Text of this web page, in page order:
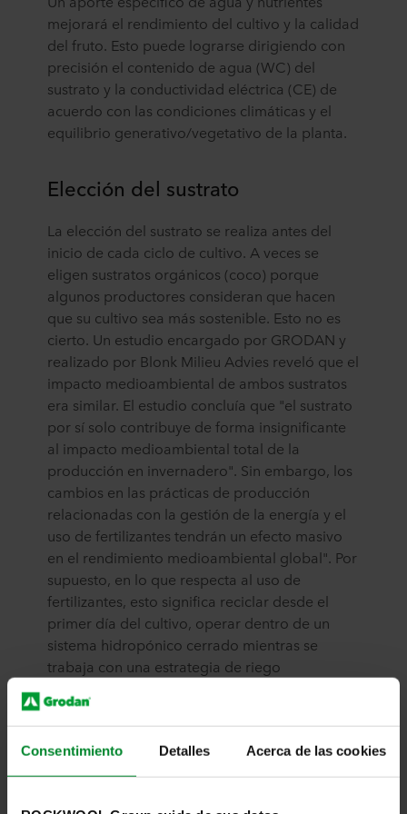
Consentimiento Detalles Acerca de las cookies
mejorará el rendimiento del cultivo y la calidad
del fruto. Esto puede lograrse dirigiendo con
precisión el contenido de agua (WC) del
sustrato y la conductividad eléctrica (CE) de
acuerdo con las condiciones climáticas y el
equilibrio generativo/vegetativo de la planta.
Elección del sustrato
La elección del sustrato se realiza antes del
inicio de cada ciclo de cultivo. A veces se
eligen sustratos orgánicos (coco) porque
algunos productores consideran que hacen
que su cultivo sea más sostenible. Esto no es
cierto. Un estudio encargado por GRODAN y
realizado por Blonk Milieu Advies reveló que el
impacto medioambiental de ambos sustratos
era similar. El estudio concluía que "el sustrato
por sí solo contribuye de forma insignificante
al impacto medioambiental total de la
producción en invernadero". Sin embargo, los
cambios en las prácticas de producción
relacionadas con la gestión de la energía y el
uso de fertilizantes tendrán un efecto masivo
en el rendimiento medioambiental global". Por
supuesto, en lo que respecta al uso de
fertilizantes, esto significa reciclar desde el
primer día del cultivo, operar dentro de un
sistema hidropónico cerrado mientras se
trabaja con una estrategia de riego
composición precisa de los fertilizantes.
Diseño de sustratos
Con la introducción de los sustratos Next